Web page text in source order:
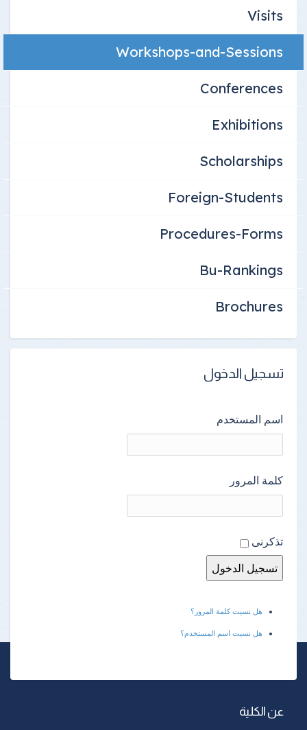
Visits
Workshops-and-Sessions
Conferences
Exhibitions
Scholarships
Foreign-Students
Procedures-Forms
Bu-Rankings
Brochures
تسجيل الدخول
اسم المستخدم
كلمة المرور
تذكرنى
هل نسيت كلمة المرور؟
هل نسيت اسم المستخدم؟
عن الكلية